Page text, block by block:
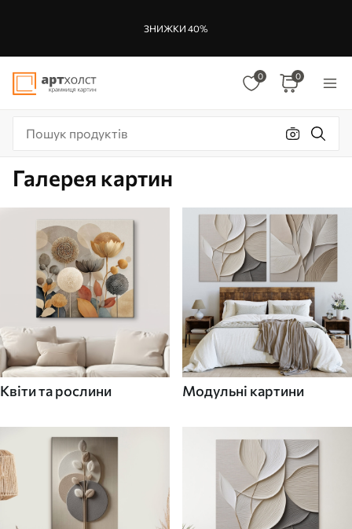
ЗНИЖКИ 40%
0 0
Галерея картин
Квіти та рослини Модульні картини